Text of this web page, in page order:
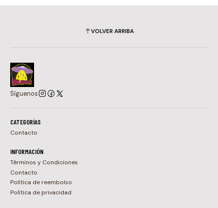
VOLVER ARRIBA
Síguenos
CATEGORÍAS
Contacto
INFORMACIÓN
Términos y Condiciones
Contacto
Política de reembolso
Política de privacidad